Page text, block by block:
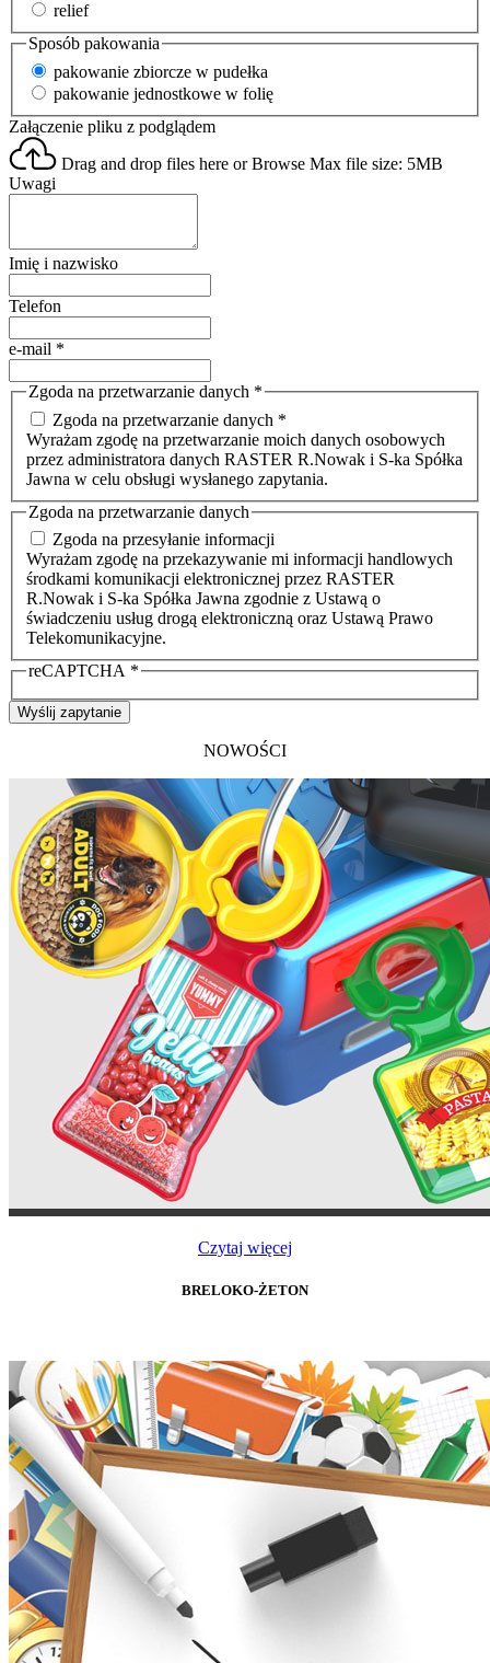
relief
Sposób pakowania
pakowanie zbiorcze w pudełka
pakowanie jednostkowe w folię
Załączenie pliku z podglądem
Drag and drop files here orBrowse Max file size: 5MB
Uwagi
Imię i nazwisko
Telefon
e-mail *
Zgoda na przetwarzanie danych *
Zgoda na przetwarzanie danych *
Wyrażam zgodę na przetwarzanie moich danych osobowych
przez administratora danych RASTER R.Nowak i S-ka Spółka
Jawna w celu obsługi wysłanego zapytania.
Zgoda na przetwarzanie danych
Zgoda na przesyłanie informacji
Wyrażam zgodę na przekazywanie mi informacji handlowych
środkami komunikacji elektronicznej przez RASTER
R.Nowak i S-ka Spółka Jawna zgodnie z Ustawą o
świadczeniu usług drogą elektroniczną oraz Ustawą Prawo
Telekomunikacyjne.
reCAPTCHA *
Wyślij zapytanie
NOWOŚCI
Czytaj więcej
BRELOKO-ŻETON